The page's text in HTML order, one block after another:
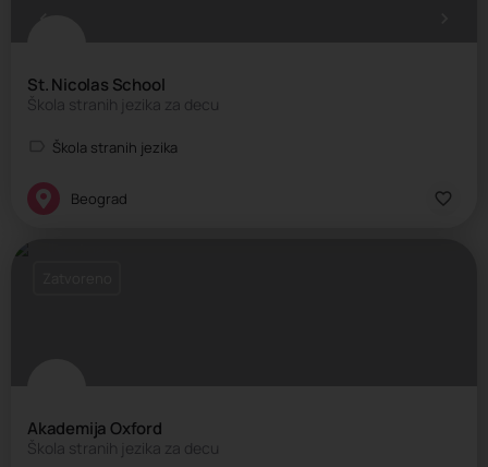
St. Nicolas School
Škola stranih jezika za decu
Škola stranih jezika
Beograd
Akademija Oxford
Škola stranih jezika za decu